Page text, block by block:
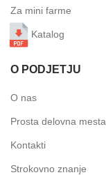
Za mini farme
Katalog
O PODJETJU
O nas
Prosta delovna mesta
Kontakti
Strokovno znanje